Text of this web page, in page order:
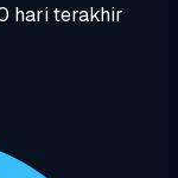
hari terakhir